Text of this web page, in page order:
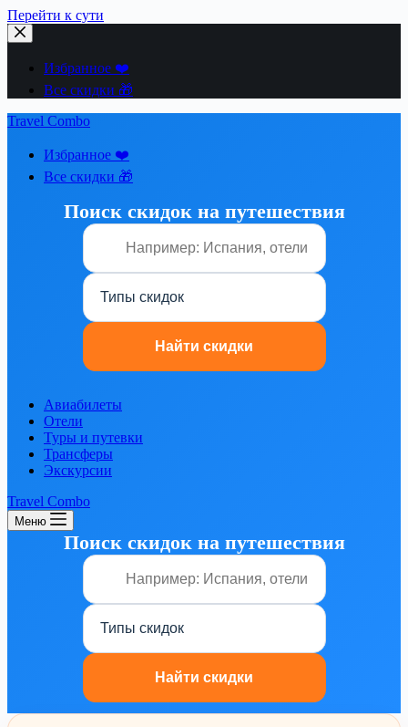
Перейти к сути
Избранное ❤️
Все скидки 🎁
Travel Combo
Избранное ❤️
Все скидки 🎁
Поиск скидок на путешествия
Авиабилеты
Отели
Туры и путевки
Трансферы
Экскурсии
Travel Combo
Меню
Поиск скидок на путешествия